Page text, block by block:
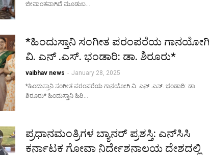
ಜೀವಾಂತವಾಗಿದೆ ಮೂಡುಬ…
*ಹಿಂದುಸ್ತಾನಿ ಸಂಗೀತ ಪರಂಪರೆಯ ಗಾನಯೋಗಿ
ವಿ. ಎನ್ .ಎಸ್. ಭಂಡಾರಿ: ಡಾ. ಶಿರೂರು*
vaibhav news - January 28, 2025
*ಹಿಂದುಸ್ತಾನಿ ಸಂಗೀತ ಪರಂಪರೆಯ ಗಾನಯೋಗಿ ವಿ. ಎನ್ .ಎಸ್. ಭಂಡಾರಿ: ಡಾ.
ಶಿರೂರು* ಹಿಂದುಸ್ತಾನಿ ಹಿರಿ…
ಪ್ರಧಾನಮಂತ್ರಿಗಳ ಬ್ಯಾನರ್ ಪ್ರಶಸ್ತಿ: ಎನ್‌ಸಿಸಿ
ಕರ್ನಾಟಕ ಗೋವಾ ನಿರ್ದೇಶನಾಲಯ ದೇಶದಲ್ಲಿ